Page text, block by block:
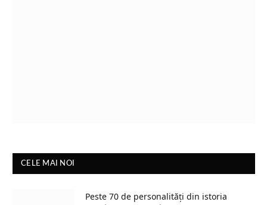
CELE MAI NOI
Peste 70 de personalități din istoria